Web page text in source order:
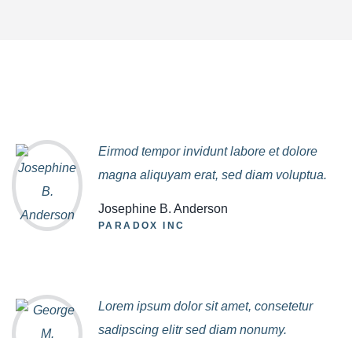
Eirmod tempor invidunt labore et dolore
magna aliquyam erat, sed diam voluptua.
Josephine B. Anderson
PARADOX INC
Lorem ipsum dolor sit amet, consetetur
sadipscing elitr sed diam nonumy.